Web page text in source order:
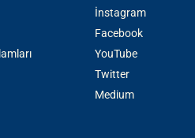
İnstagram
Facebook
YouTube
Twitter
Medium